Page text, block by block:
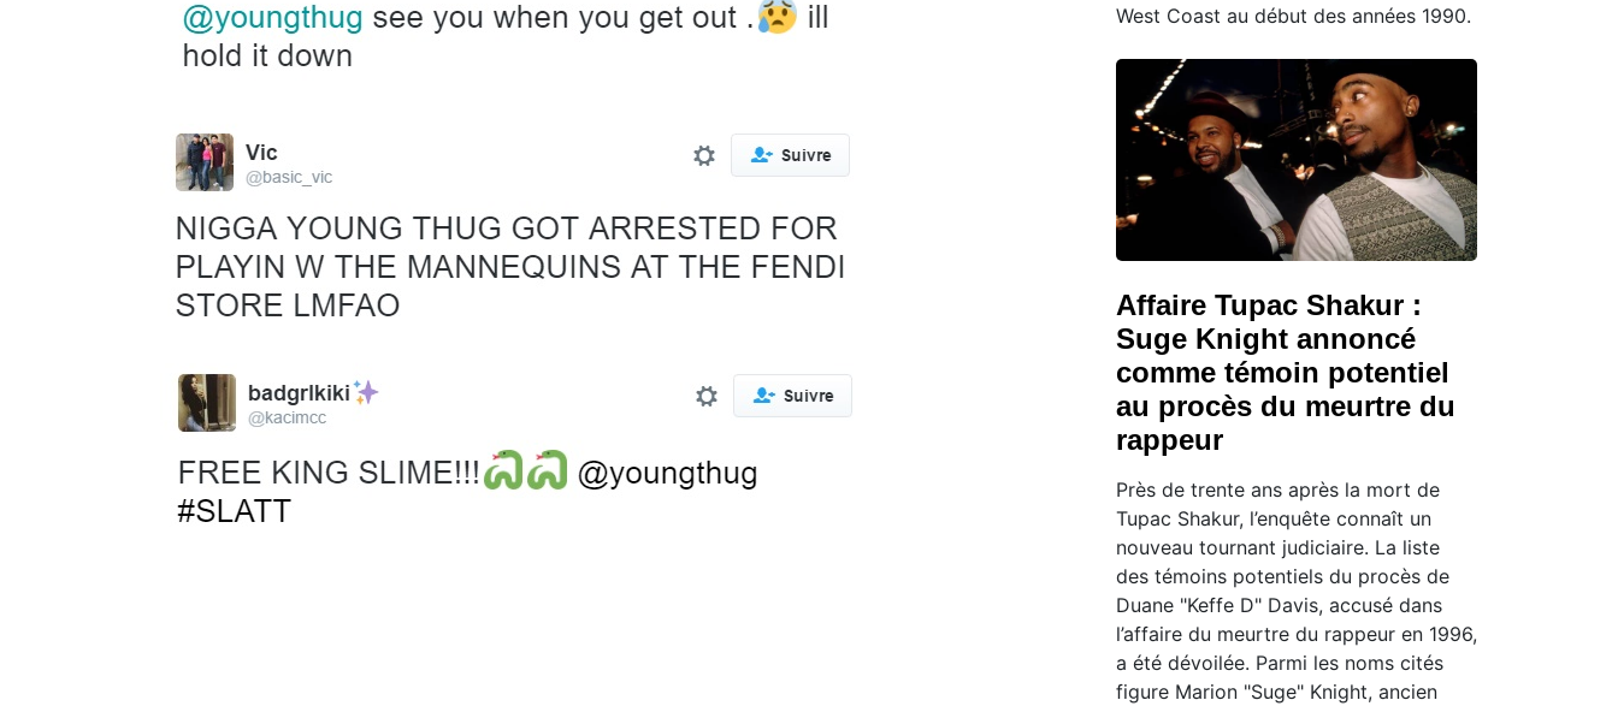
West Coast au début des années 1990.
Affaire Tupac Shakur :
Suge Knight annoncé
comme témoin potentiel
au procès du meurtre du
rappeur
Près de trente ans après la mort de
Tupac Shakur, l’enquête connaît un
nouveau tournant judiciaire. La liste
des témoins potentiels du procès de
Duane "Keffe D" Davis, accusé dans
l’affaire du meurtre du rappeur en 1996,
a été dévoilée. Parmi les noms cités
figure Marion "Suge" Knight, ancien